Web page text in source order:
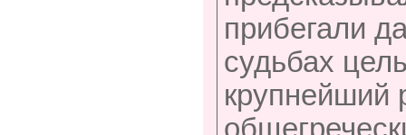
прибегали
судьбах
крупнейший